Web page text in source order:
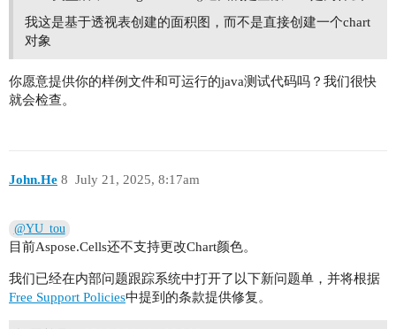
我这是基于透视表创建的面积图，而不是直接创建一个chart
对象
你愿意提供你的样例文件和可运行的java测试代码吗？我们很快
就会检查。
John.He July 21, 2025, 8:17am
8
@YU_tou
目前Aspose.Cells还不支持更改Chart颜色。
我们已经在内部问题跟踪系统中打开了以下新问题单，并将根据
Free Support Policies中提到的条款提供修复。